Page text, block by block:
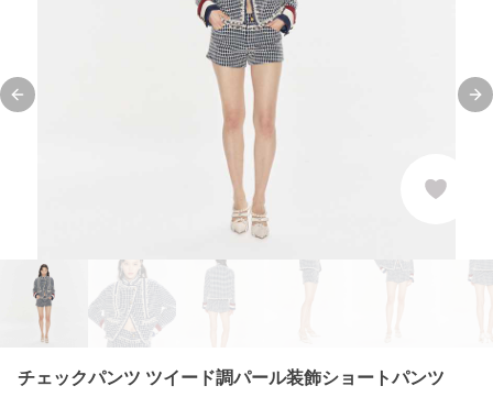
Previous slide
チェックパンツ ツイード調パール装飾ショートパンツ